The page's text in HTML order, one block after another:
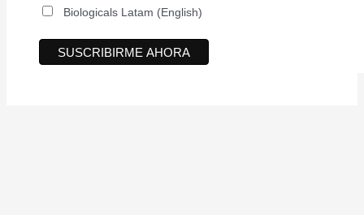
Biologicals Latam (English)